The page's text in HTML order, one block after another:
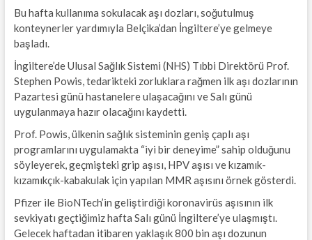
Bu hafta kullanıma sokulacak aşı dozları, soğutulmuş
konteynerler yardımıyla Belçika’dan İngiltere’ye gelmeye
başladı.
İngiltere’de Ulusal Sağlık Sistemi (NHS) Tıbbi Direktörü Prof.
Stephen Powis, tedarikteki zorluklara rağmen ilk aşı dozlarının
Pazartesi günü hastanelere ulaşacağını ve Salı günü
uygulanmaya hazır olacağını kaydetti.
Prof. Powis, ülkenin sağlık sisteminin geniş çaplı aşı
programlarını uygulamakta “iyi bir deneyime” sahip olduğunu
söyleyerek, geçmişteki grip aşısı, HPV aşısı ve kızamık-
kızamıkçık-kabakulak için yapılan MMR aşısını örnek gösterdi.
Pfizer ile BioNTech’in geliştirdiği koronavirüs aşısının ilk
sevkiyatı geçtiğimiz hafta Salı günü İngiltere’ye ulaşmıştı.
Gelecek haftadan itibaren yaklaşık 800 bin aşı dozunun